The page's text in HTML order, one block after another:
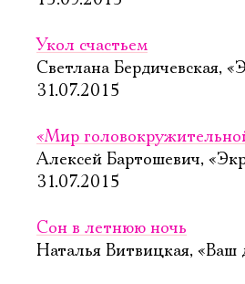
Укол счастьем
Светлана Бердичевская,
31.07.2015
«Мир
Алексей Бартошевич,
31.07.2015
Сон в летнюю ночь
Наталья Витвицкая, «Ваш